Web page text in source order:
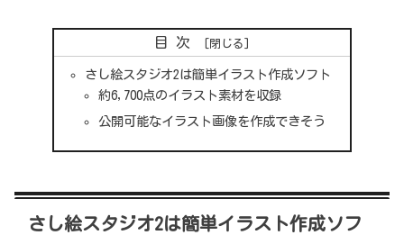
目次
さし絵スタジオ2は簡単イラスト作成ソフト
約6,700点のイラスト素材を収録
公開可能なイラスト画像を作成できそう
さし絵スタジオ2は簡単イラスト作成ソフ